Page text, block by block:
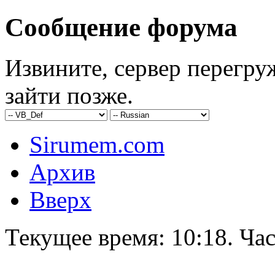
Сообщение форума
Извините, сервер
зайти позже.
Sirumem.com
Архив
Вверх
Текущее время: 10:18.